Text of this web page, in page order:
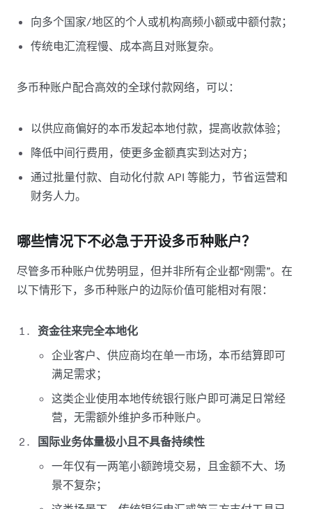
向多个国家/地区的个人或机构高频小额或中额付款；
传统电汇流程慢、成本高且对账复杂。
多币种账户配合高效的全球付款网络，可以：
以供应商偏好的本币发起本地付款，提高收款体验；
降低中间行费用，使更多金额真实到达对方；
通过批量付款、自动化付款 API 等能力，节省运营和
财务人力。
哪些情况下不必急于开设多币种账户？
尽管多币种账户优势明显，但并非所有企业都“刚需”。在
以下情形下，多币种账户的边际价值可能相对有限：
资金往来完全本地化
企业客户、供应商均在单一市场，本币结算即可
满足需求；
这类企业使用本地传统银行账户即可满足日常经
营，无需额外维护多币种账户。
国际业务体量极小且不具备持续性
一年仅有一两笔小额跨境交易，且金额不大、场
景不复杂；